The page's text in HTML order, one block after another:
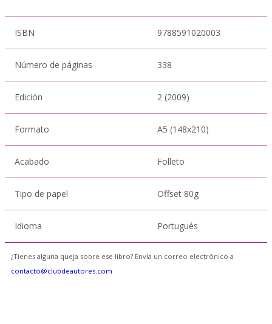
ISBN 9788591020003
Número de páginas 338
Edición 2 (2009)
Formato A5 (148x210)
Acabado Folleto
Tipo de papel Offset 80g
Idioma Portugués
¿Tienes alguna queja sobre ese libro? Envía un correo electrónico a
contacto@clubdeautores.com